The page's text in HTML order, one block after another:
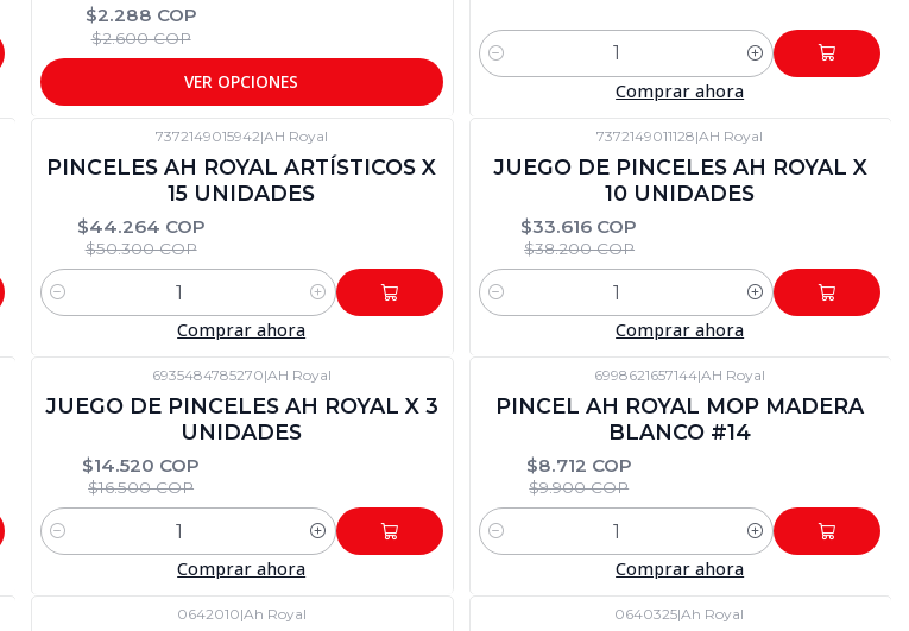
$2.288 COP
$2.600 COP
VER OPCIONES
Cantidad
Comprar ahora
7372149015942|AH Royal
PINCELES AH ROYAL ARTÍSTICOS X
15 UNIDADES
$44.264 COP
$50.300 COP
Cantidad
Comprar ahora
7372149011128|AH Royal
JUEGO DE PINCELES AH ROYAL X
10 UNIDADES
$33.616 COP
$38.200 COP
Cantidad
Comprar ahora
6935484785270|AH Royal
JUEGO DE PINCELES AH ROYAL X 3
UNIDADES
$14.520 COP
$16.500 COP
Cantidad
Comprar ahora
6998621657144|AH Royal
PINCEL AH ROYAL MOP MADERA
BLANCO #14
$8.712 COP
$9.900 COP
Cantidad
Comprar ahora
0642010|Ah Royal 0640325|Ah Royal